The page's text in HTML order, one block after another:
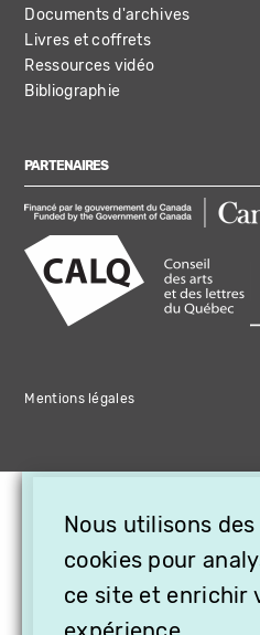
Documents d'archives
Livres et coffrets
Ressources vidéo
Bibliographie
PARTENAIRES
Mentions légales
Nous utilisons
cookies pour
ce site et enrichir
OFFREZ LA
CADEAU,
PROCHES À